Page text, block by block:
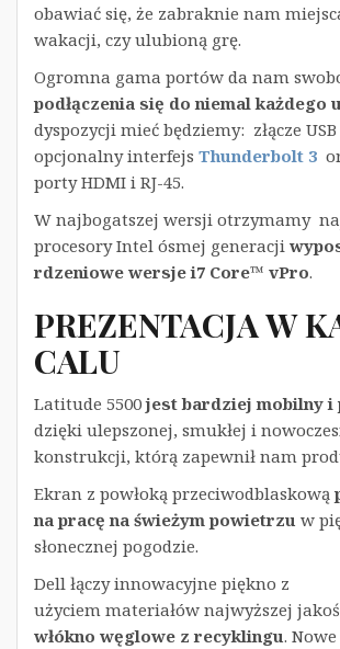
obawiać się, że zabraknie nam
wakacji, czy ulubioną grę.
Ogromna gama portów da nam
podłączenia się do niemal każdego
dyspozycji mieć będziemy: złącze USB
opcjonalny interfejs Thunderbolt 3
porty HDMI i RJ-45.
W najbogatszej wersji otrzymamy
procesory Intel ósmej generacji
rdzeniowe wersje i7 Core™ vPro.
PREZENTACJA W
CALU
Latitude 5500jest bardziej mobilny i
dzięki ulepszonej, smukłej i
konstrukcji, którą zapewnił nam
Ekran z powłoką przeciwodblaskową
na pracę na świeżym powietrzu w
słonecznej pogodzie.
Dell łączy innowacyjne piękno z
użyciem materiałów najwyższej
włókno węglowe z recyklingu.